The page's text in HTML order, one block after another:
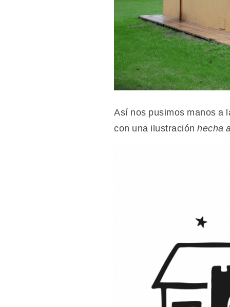
Así nos pusimos manos a
con una ilustración hecha